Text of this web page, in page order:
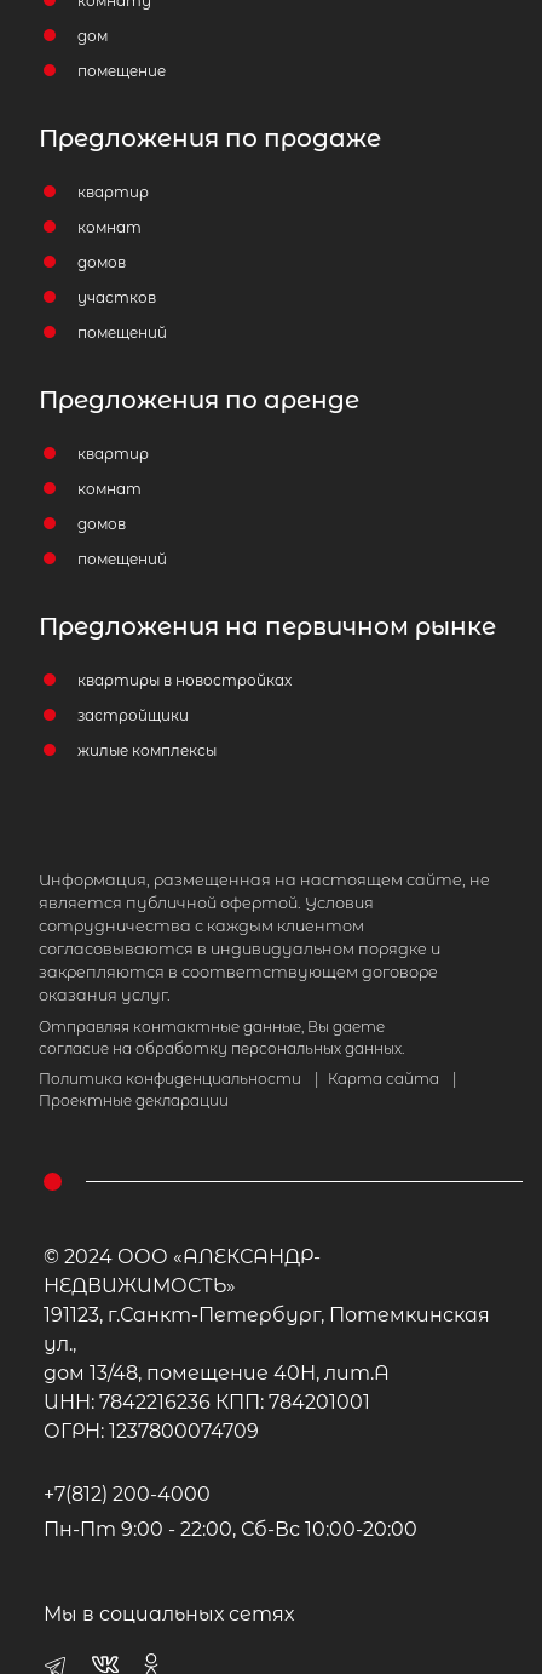
дом
помещение
Предложения по продаже
квартир
комнат
домов
участков
помещений
Предложения по аренде
квартир
комнат
домов
помещений
Предложения на первичном рынке
квартиры в новостройках
застройщики
жилые комплексы
Информация, размещенная на настоящем сайте, не
является публичной офертой. Условия
сотрудничества с каждым клиентом
согласовываются в индивидуальном порядке и
закрепляются в соответствующем договоре
оказания услуг.
Отправляя контактные данные, Вы даете
согласие на обработку персональных данных.
Политика конфиденциальности
Карта сайта
Проектные декларации
© 2024 ООО «АЛЕКСАНДР-
НЕДВИЖИМОСТЬ»
191123, г.Санкт-Петербург, Потемкинская
ул.,
дом 13/48, помещение 40Н, лит.А
ИНН: 7842216236 КПП: 784201001
ОГРН: 1237800074709
+7(812) 200-4000
Пн-Пт 9:00 - 22:00, Сб-Вс 10:00-20:00
Мы в социальных сетях